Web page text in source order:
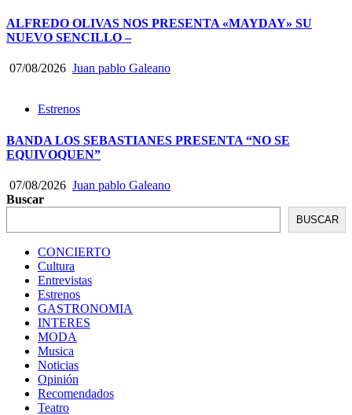
ALFREDO OLIVAS NOS PRESENTA «MAYDAY» SU
NUEVO SENCILLO –
07/08/2026 Juan pablo Galeano
Estrenos
BANDA LOS SEBASTIANES PRESENTA “NO SE
EQUIVOQUEN”
07/08/2026 Juan pablo Galeano
Buscar
BUSCAR
CONCIERTO
Cultura
Entrevistas
Estrenos
GASTRONOMIA
INTERES
MODA
Musica
Noticias
Opinión
Recomendados
Teatro